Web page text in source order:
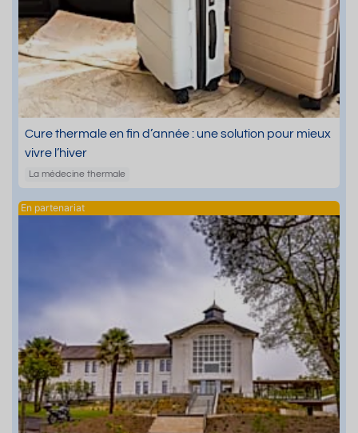
Cure thermale en fin d’année : une solution pour mieux
vivre l’hiver
La médecine thermale